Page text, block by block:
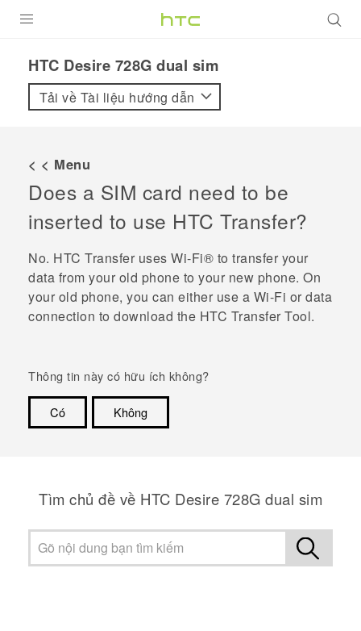
VIVE
VIVERSE
ỨNG DỤNG
HỖ TRỢ
HTC Desire 728G dual sim‎
Tải về Tài liệu hướng dẫn
< < Menu
Does a SIM card need to be
inserted to use HTC Transfer?
No. HTC Transfer uses Wi‍-Fi® to transfer your
data from your old phone to your new phone. On
your old phone, you can either use a Wi‍-Fi or data
connection to download the HTC Transfer Tool.
Thông tin này có hữu ích không?
Có
Không
Tìm chủ đề về HTC Desire 728G dual sim